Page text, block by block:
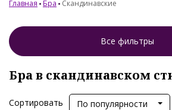
Главная Бра Скандинавские
Все фильтры
Бра в скандинавском
Сортировать По популярности